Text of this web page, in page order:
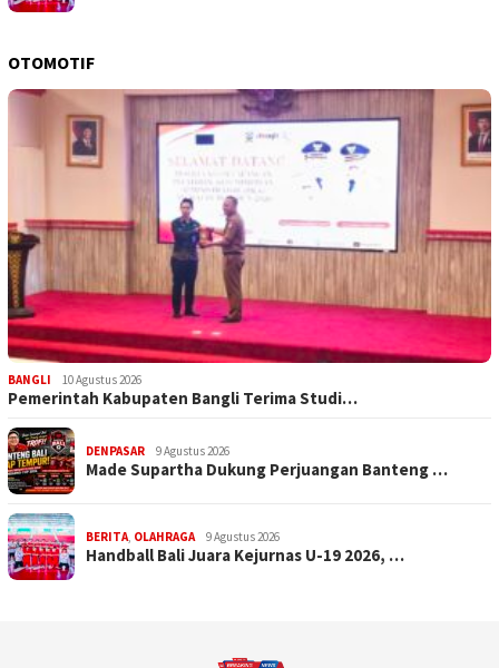
OTOMOTIF
BANGLI 10 Agustus 2026
Pemerintah Kabupaten Bangli Terima Studi…
DENPASAR 9 Agustus 2026
Made Supartha Dukung Perjuangan Banteng …
BERITA, OLAHRAGA 9 Agustus 2026
Handball Bali Juara Kejurnas U-19 2026, …